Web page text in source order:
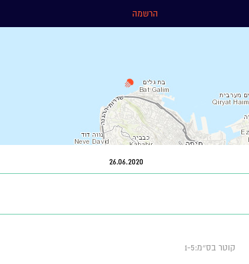
הרשמה
26.06.2020
קוטר בס״מ:1-5